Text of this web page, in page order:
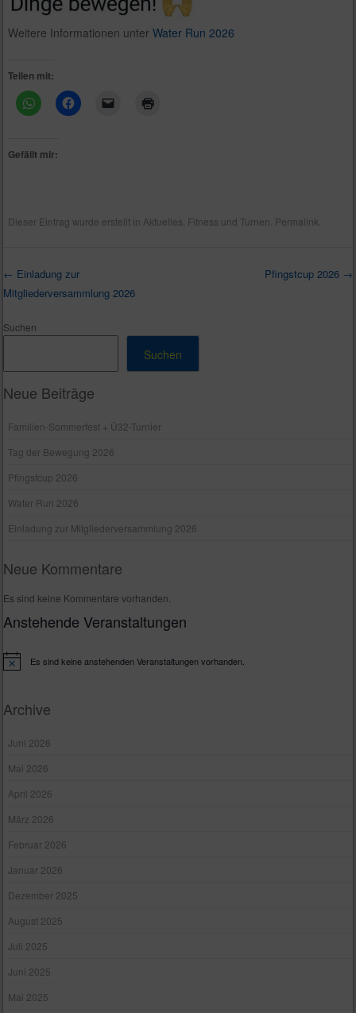
Weitere Informationen unterWater Run 2026
Teilen mit:
Gefällt mir:
Dieser Eintrag wurde erstellt in Aktuelles, Fitness und Turnen. Permalink.
Post navigation
← Einladung zur
Mitgliederversammlung 2026
Pfingstcup 2026 →
Suchen
Suchen
Neue Beiträge
Familien-Sommerfest + Ü32-Turnier
Tag der Bewegung 2026
Pfingstcup 2026
Water Run 2026
Einladung zur Mitgliederversammlung 2026
Neue Kommentare
Es sind keine Kommentare vorhanden.
Anstehende Veranstaltungen
H
e
Es sind keine anstehenden Veranstaltungen vorhanden.
Archive
Juni 2026
Mai 2026
April 2026
März 2026
Februar 2026
Januar 2026
Dezember 2025
August 2025
Juli 2025
Juni 2025
Mai 2025